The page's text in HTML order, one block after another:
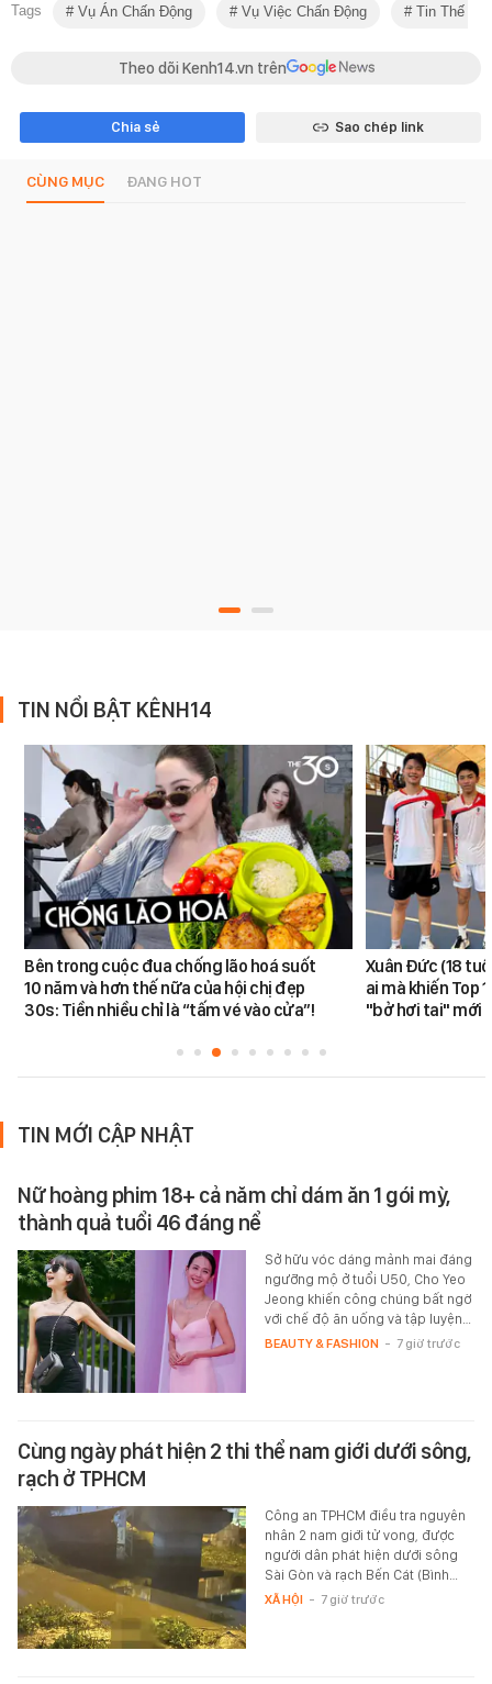
Tags Vụ Án Chấn Động Vụ Việc Chấn Động Tin Thế
Theo dõi Kenh14.vn trên
Chia sẻ Sao chép link
CÙNG MỤC ĐANG HOT
TIN NỔI BẬT KÊNH14
Bên trong cuộc đua chống lão hoá suốt
10 năm và hơn thế nữa của hội chị đẹp
30s: Tiền nhiều chỉ là “tấm vé vào cửa”!
Xuân Đức (18
ai mà khiến Top
"bở hơi tai" mới
TIN MỚI CẬP NHẬT
Nữ hoàng phim 18+ cả năm chỉ dám ăn 1 gói mỳ,
thành quả tuổi 46 đáng nể
Sở hữu vóc dáng mảnh mai đáng
ngưỡng mộ ở tuổi U50, Cho Yeo
Jeong khiến công chúng bất ngờ
với chế độ ăn uống và tập luyện…
BEAUTY & FASHION - 7 giờ trước
Cùng ngày phát hiện 2 thi thể nam giới dưới sông,
rạch ở TPHCM
Công an TPHCM điều tra nguyên
nhân 2 nam giới tử vong, được
người dân phát hiện dưới sông
Sài Gòn và rạch Bến Cát (Bình…
XÃ HỘI - 7 giờ trước